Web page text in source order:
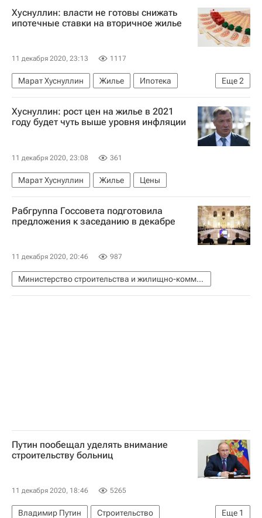
Хуснуллин: власти не готовы снижать
ипотечные ставки на вторичное жилье
11 декабря 2020, 23:13 1117
Еще2
Марат Хуснуллин Жилье
Ипотека
Ставки
Вторичное жилье
Хуснуллин: рост цен на жилье в 2021
году будет чуть выше уровня инфляции
11 декабря 2020, 23:08 361
Марат Хуснуллин Жилье Цены
Рабгруппа Госсовета подготовила
предложения к заседанию в декабре
11 декабря 2020, 20:46 987
Министерство строительства и жилищно-коммунального хозяйства РФ (Минстрой России)
Путин пообещал уделять внимание
строительству больниц
11 декабря 2020, 18:46 5265
Еще 1
Владимир Путин
Строительство